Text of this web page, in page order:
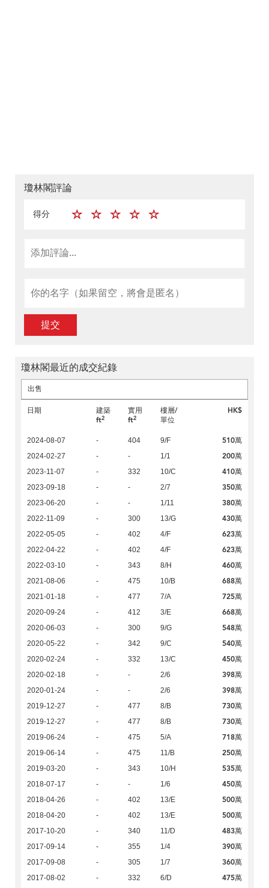
瓊林閣評論
得分
提交
瓊林閣最近的成交紀錄
出售
日期
建築
ft2
實用
ft2
樓層/
單位
HK$
2024-08-07 - 404 9/F 510萬
2024-02-27 - - 1/1 200萬
2023-11-07 - 332 10/C 410萬
2023-09-18 - - 2/7 350萬
2023-06-20 - - 1/11 380萬
2022-11-09 - 300 13/G 430萬
2022-05-05 - 402 4/F 623萬
2022-04-22 - 402 4/F 623萬
2022-03-10 - 343 8/H 460萬
2021-08-06 - 475 10/B 688萬
2021-01-18 - 477 7/A 725萬
2020-09-24 - 412 3/E 668萬
2020-06-03 - 300 9/G 548萬
2020-05-22 - 342 9/C 540萬
2020-02-24 - 332 13/C 450萬
2020-02-18 - - 2/6 398萬
2020-01-24 - - 2/6 398萬
2019-12-27 - 477 8/B 730萬
2019-12-27 - 477 8/B 730萬
2019-06-24 - 475 5/A 718萬
2019-06-14 - 475 11/B 250萬
2019-03-20 - 343 10/H 535萬
2018-07-17 - - 1/6 450萬
2018-04-26 - 402 13/E 500萬
2018-04-20 - 402 13/E 500萬
2017-10-20 - 340 11/D 483萬
2017-09-14 - 355 1/4 390萬
2017-09-08 - 305 1/7 360萬
2017-08-02 - 332 6/D 475萬